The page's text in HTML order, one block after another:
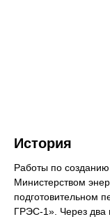
История
Работы по созданию
Министерством
подготовительном
ГРЭС-1». Через два